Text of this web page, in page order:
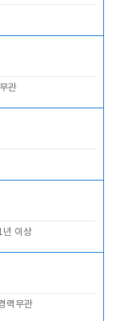
관
년 이상
력무관